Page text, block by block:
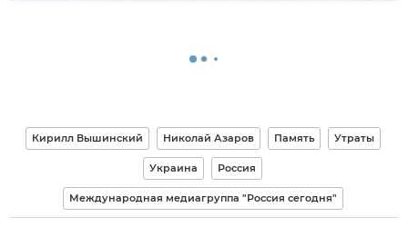
Кирилл Вышинский Николай Азаров Память Утраты
Украина Россия
Международная медиагруппа "Россия сегодня"